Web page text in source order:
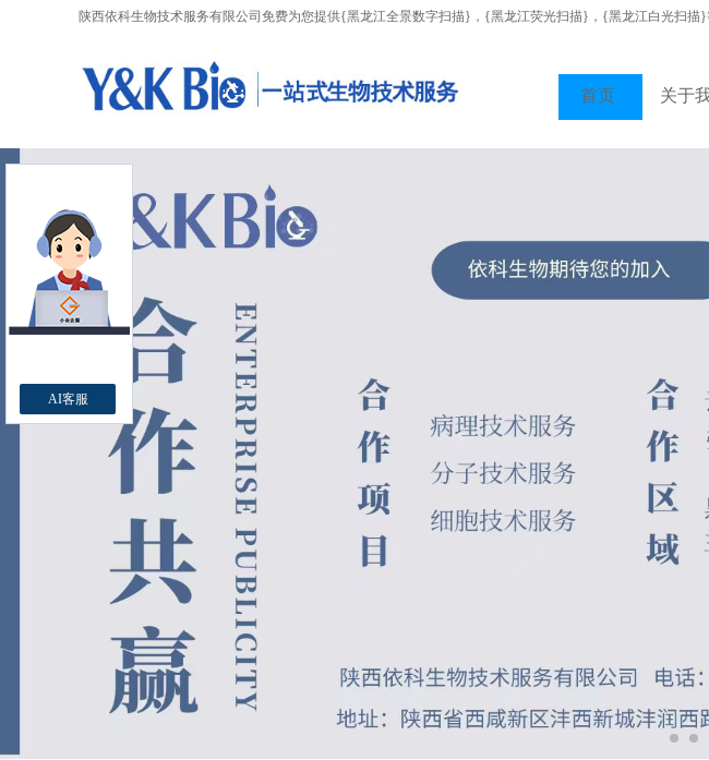
陕西依科生物技术服务有限公司免费为您提供{黑龙江全景数字扫描} ，{黑龙江荧光扫描}，{黑龙江白光扫描
首页 关于
AI客服